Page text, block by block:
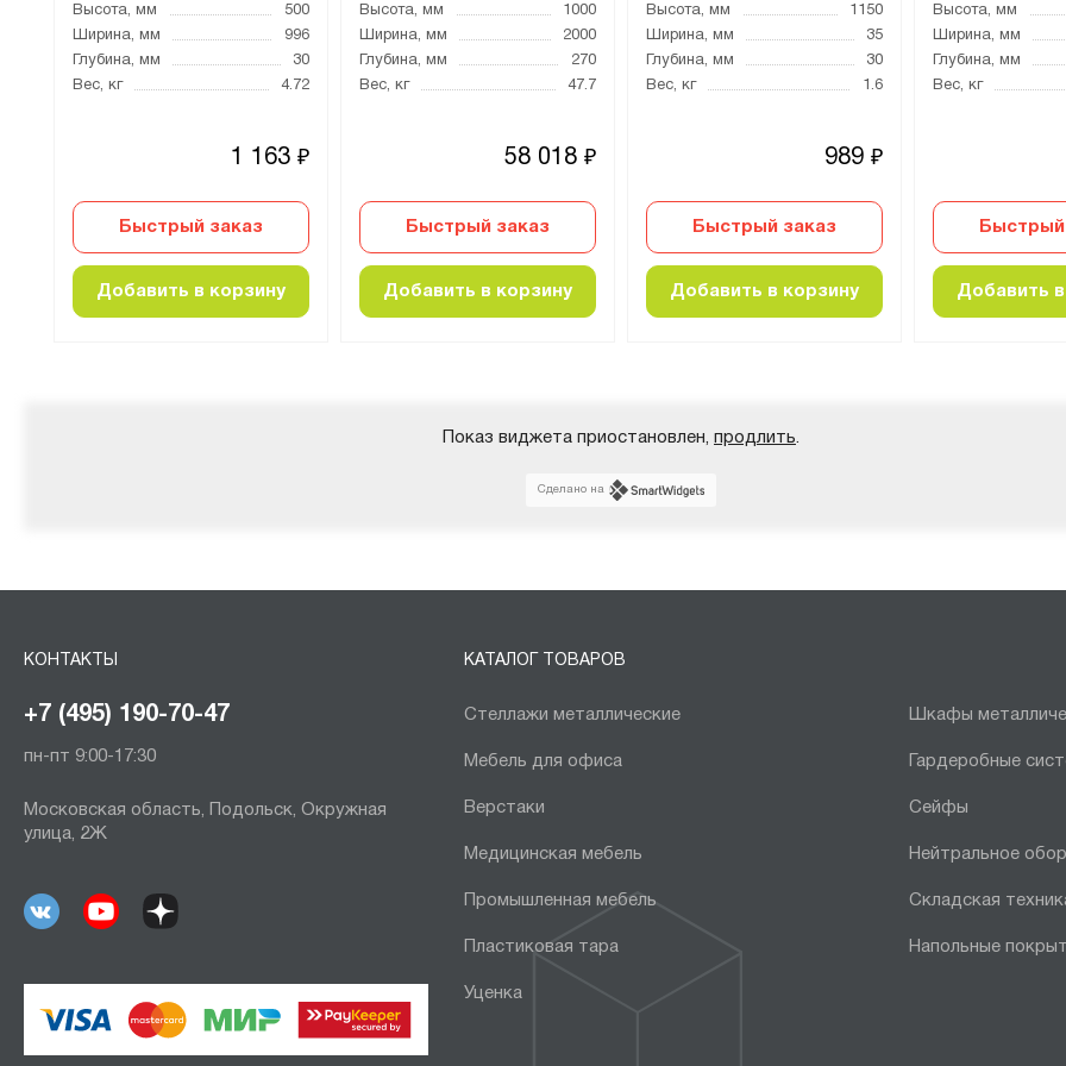
Высота, мм
500
Ширина, мм
996
Глубина, мм
30
Вес, кг
4.72
1 163 ₽
Быстрый заказ
Добавить в корзину
Высота, мм
1000
Ширина, мм
2000
Глубина, мм
270
Вес, кг
47.7
58 018 ₽
Быстрый заказ
Добавить в корзину
Высота, мм
1150
Ширина, мм
35
Глубина, мм
30
Вес, кг
1.6
989 ₽
Быстрый заказ
Добавить в корзину
Высота, мм
Ширина, мм
Глубина, мм
Вес, кг
Быстрый
Добавить
Показ виджета приостановлен, продлить.
Сделано на
КОНТАКТЫ
+7 (495) 190-70-47
пн-пт 9:00-17:30
Московская область, Подольск, Окружная
улица, 2Ж
КАТАЛОГ ТОВАРОВ
Стеллажи металлические Шкафы
Мебель для офиса Гардеробные
Верстаки Сейфы
Медицинская мебель Нейтральное
Промышленная мебель Складская
Пластиковая тара Напольные
Уценка